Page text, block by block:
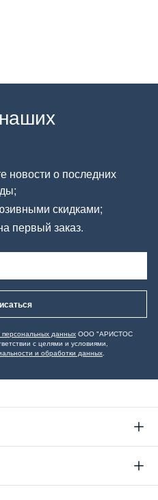
новости о последних
скидками;
первый заказ.
персональных данных ООО "АРИСТОС
с целями и условиями,
и обработки данных.